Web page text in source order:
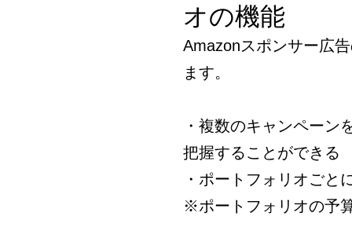
オの機能
Amazonスポンサー広
ます。
・複数のキャンペーン
把握することができる
・ポートフォリオごと
※ポートフォリオの予